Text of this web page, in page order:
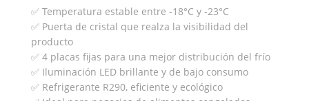
✅ Temperatura estable entre -18°C y -23°C
✅ Puerta de cristal que realza la visibilidad del
producto
✅ 4 placas fijas para una mejor distribución del frío
✅ Iluminación LED brillante y de bajo consumo
✅ Refrigerante R290, eficiente y ecológico